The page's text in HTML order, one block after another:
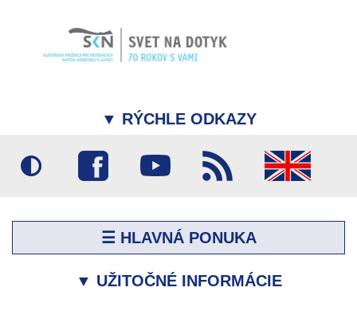
▼ RÝCHLE ODKAZY
☰ HLAVNÁ PONUKA
▼ UŽITOČNÉ INFORMÁCIE